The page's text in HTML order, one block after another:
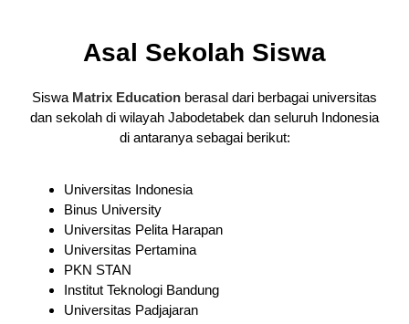
Asal Sekolah Siswa
Siswa Matrix Education berasal dari berbagai universitas
dan sekolah di wilayah Jabodetabek dan seluruh Indonesia
di antaranya sebagai berikut:
Universitas Indonesia
Binus University
Universitas Pelita Harapan
Universitas Pertamina
PKN STAN
Institut Teknologi Bandung
Universitas Padjajaran